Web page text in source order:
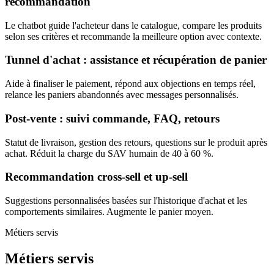
Le chatbot guide l'acheteur dans le catalogue, compare les produits
selon ses critères et recommande la meilleure option avec contexte.
Tunnel d'achat : assistance et récupération de panier
Aide à finaliser le paiement, répond aux objections en temps réel,
relance les paniers abandonnés avec messages personnalisés.
Post-vente : suivi commande, FAQ, retours
Statut de livraison, gestion des retours, questions sur le produit après
achat. Réduit la charge du SAV humain de 40 à 60 %.
Recommandation cross-sell et up-sell
Suggestions personnalisées basées sur l'historique d'achat et les
comportements similaires. Augmente le panier moyen.
Métiers servis
Métiers servis